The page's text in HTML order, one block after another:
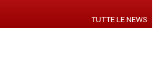
TUTTE LE NEWS